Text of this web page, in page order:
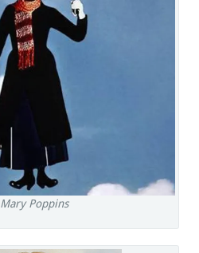
Mary Poppins